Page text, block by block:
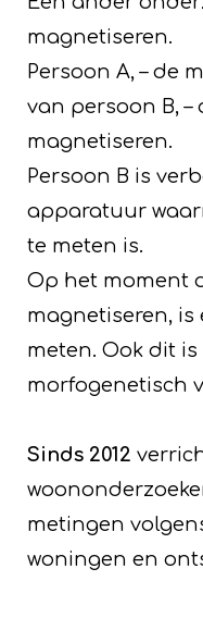
magnetiseren.
Persoon A, – de
van persoon B, –
magnetiseren.
Persoon B is
apparatuur
te meten is.
Op het moment
magnetiseren, is
meten. Ook dit
morfogenetisch
Sinds 2012
metingen
woningen en